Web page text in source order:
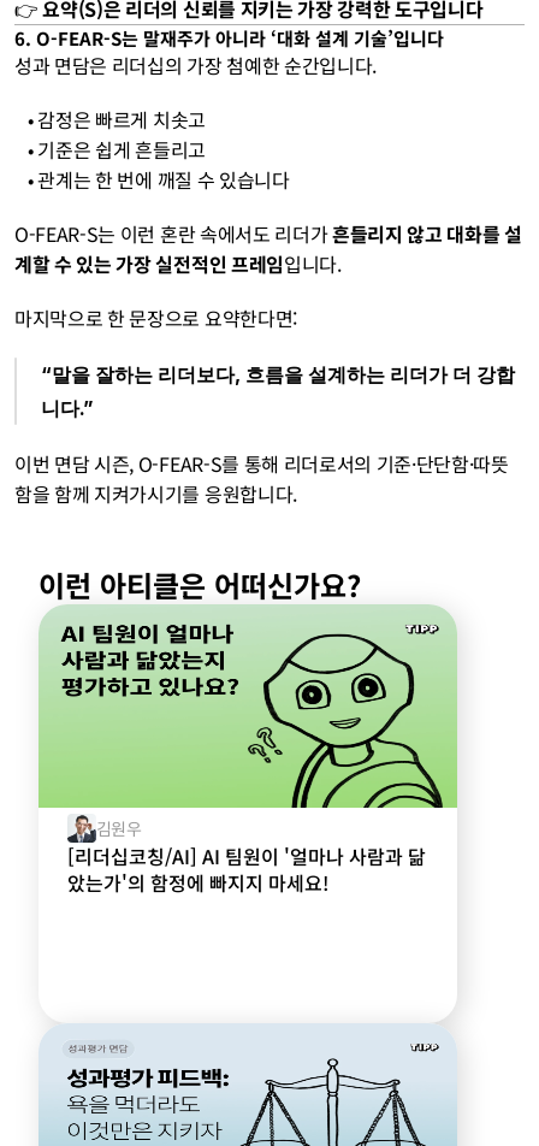
👉 요약(S)은 리더의 신뢰를 지키는 가장 강력한 도구입니다
6. O-FEAR-S는 말재주가 아니라 ‘대화 설계 기술’입니다
성과 면담은 리더십의 가장 첨예한 순간입니다.
   • 감정은 빠르게 치솟고
   • 기준은 쉽게 흔들리고
   • 관계는 한 번에 깨질 수 있습니다
O-FEAR-S는 이런 혼란 속에서도 리더가 흔들리지 않고 대화를 설
계할 수 있는 가장 실전적인 프레임입니다.
마지막으로 한 문장으로 요약한다면:
“말을 잘하는 리더보다, 흐름을 설계하는 리더가 더 강합
니다.”
이번 면담 시즌, O-FEAR-S를 통해 리더로서의 기준·단단함·따뜻
함을 함께 지켜가시기를 응원합니다.
이런 아티클은 어떠신가요?
김원우
[리더십코칭/AI] AI 팀원이 '얼마나 사람과 닮
았는가'의 함정에 빠지지 마세요!